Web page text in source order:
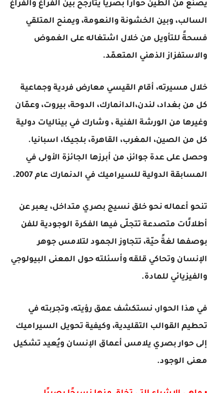
يصنعُ من الطين حواراً بصرياً يتأرجح بين الفراغ والفراغ
السالب، وبين الخشونة والنعومة، ويمنح المتلقي
فسحةً للتأويل من خلال اشتغاله على الغموض
والاستفزاز الذهني المتعمّد.
خلال مسيرته، أقام القيسي معارض فردية وجماعية
كل من بغداد، لندن،الدانمارك، الدوحة، بيروت، وعمّان
وغيرها من الورشة الفنية ، وشارك في بيناليات دولية
كل من الصين، المغرب، القاهرة، بلجيكا، اسبانيا.
وحصل على عدة جوائز، من أبرزها الجائزة الأولى في
المسابقة الدولية للسيراميك في الدنمارك عام 2007.
تنحو أعماله نحو خلق نسيج بصري متداخل، يعبر عن
أطلالًات متصدعة تتجلّى فيها الفكرة الوجودية للفن
بوصفها لغةً حيّة، تتجاوز الجمود لتلامس جوهر
الإنسان وتحاكي قلقه وأسئلته حول المعنى البيولوجي
والفيزيائي للمادة.
في هذا الحوار، نستكشف عمق رؤيته، وتجربته في
تحطيم القوالب التقليدية، وكيفية تحويل السيراميك
إلى حوار بصري يلامس أعماق الإنسان ويُعيد تشكيل
معنى الوجود.